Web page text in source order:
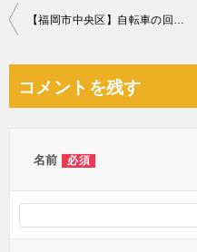
投
ビ
【福岡市中央区】自転車の回収・処分ご依頼 お客様の声
コメントを残す
名前 必須